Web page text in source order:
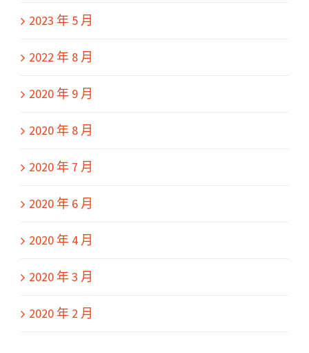
2023 年 5 月
2022 年 8 月
2020 年 9 月
2020 年 8 月
2020 年 7 月
2020 年 6 月
2020 年 4 月
2020 年 3 月
2020 年 2 月